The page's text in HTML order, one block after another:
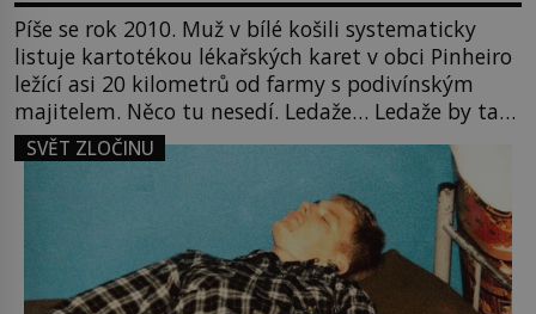
Píše se rok 2010. Muž v bílé košili systematicky
listuje kartotékou lékařských karet v obci Pinheiro
ležící asi 20 kilometrů od farmy s podivínským
majitelem. Něco tu nesedí. Ledaže… Ledaže by ta
mladá dívka z farmy byla ne manželkou, ale
dcerou – a všechny ty děti byly zplozené v incestu.
Na sociálním odboru jednoho z […]
SVĚT ZLOČINU